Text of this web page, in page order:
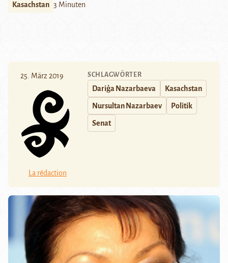
Kasachstan 3 Minuten
25. März 2019
La rédaction
SCHLAGWÖRTER
Dariģa Nazarbaeva Kasachstan
Nursultan Nazarbaev Politik
Senat